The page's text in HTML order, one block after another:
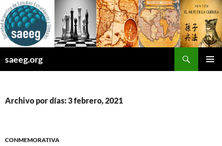
Saltar
al
contenido
saeeg.org
Archivo por días: 3 febrero, 2021
CONMEMORATIVA